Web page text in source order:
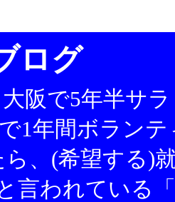
ログ
阪で5年半サ
1年間ボラン
、(希望する)
言われている